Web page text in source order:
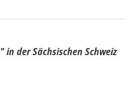
in der Sächsischen Schweiz